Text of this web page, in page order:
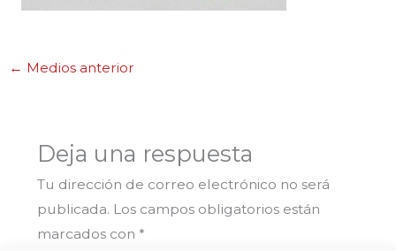
← Medios anterior
Deja una respuesta
Tu dirección de correo electrónico no será
publicada. Los campos obligatorios están
marcados con *